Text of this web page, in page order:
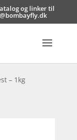
og linker til
– 1kg